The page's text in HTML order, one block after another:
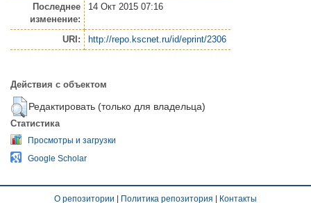
Последнее
изменение:
14 Окт 2015 07:16
URI: http://repo.kscnet.ru/id/eprint/2306
Действия с объектом
Редактировать (только для владельца)
Статистика
Просмотры и загрузки
Google Scholar
О репозитории | Политика репозитория | Контакты